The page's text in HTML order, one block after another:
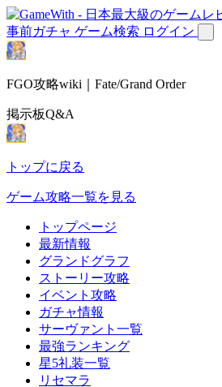
事前ガチャ ゲーム検索 ログイン
FGO攻略wiki｜Fate/Grand Order
掲示板Q&A
トップに戻る
ゲーム攻略一覧を見る
トップページ
最新情報
グランドグラフ
ストーリー攻略
イベント攻略
ガチャ情報
サーヴァント一覧
最強ランキング
星5礼装一覧
リセマラ